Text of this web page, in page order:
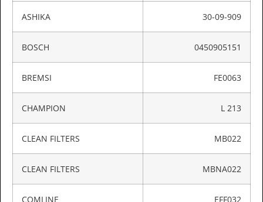
ASHIKA 30-09-909
BOSCH 0450905151
BREMSI FE0063
CHAMPION L 213
CLEAN FILTERS MB022
CLEAN FILTERS MBNA022
COMLINE EFF032